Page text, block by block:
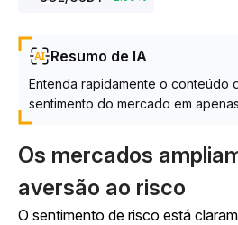
Resumo de IA
Entenda rapidamente o conteúdo
sentimento do mercado em
Os mercados
aversão ao risco
O sentimento de risco está